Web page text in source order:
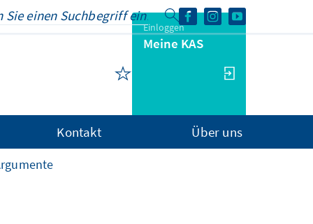
Einloggen
Meine KAS
Kontakt Über uns